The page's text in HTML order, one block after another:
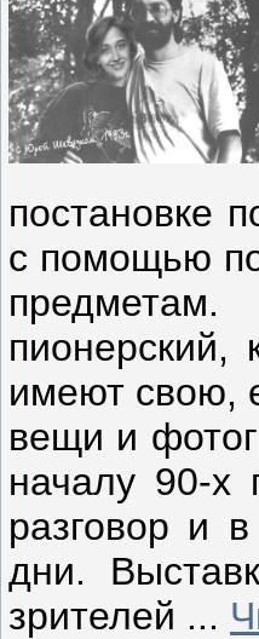
постановке
с помощью
имеют свою,
вещи и
началу 90-х
разговор и
дни.
зрителей ...